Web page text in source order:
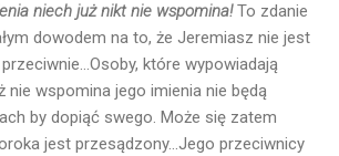
niech już nikt nie wspomina!To zdanie
dowodem na to, że Jeremiasz nie jest
które wypowiadają
nie wspomina jego imienia nie będą
by dopiąć swego. Może się zatem
jest przesądzony...Jego przeciwnicy